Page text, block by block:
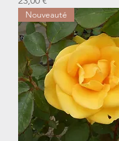
Nouveauté